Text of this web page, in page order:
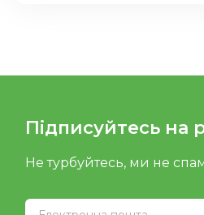
Підписуйтесь на
Не турбуйтесь, ми не